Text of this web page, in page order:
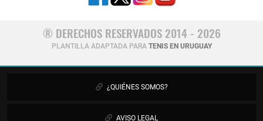
® DERECHOS RESERVADOS 2014 - 2026
PLANTILLA ADAPTADA PARA TENIS EN URUGUAY
¿QUIÉNES SOMOS?
AVISO LEGAL